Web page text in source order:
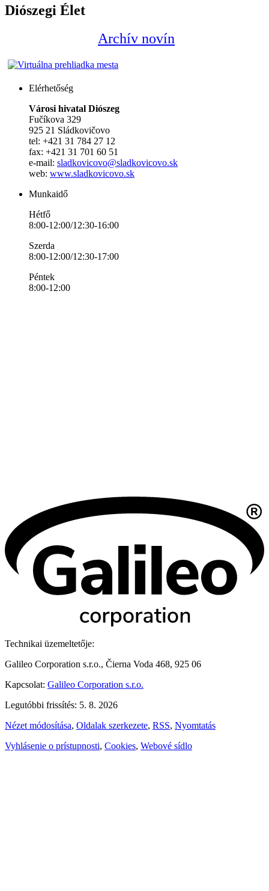
Diószegi Élet
Archív novín
Elérhetőség
Városi hivatal Diószeg
Fučíkova 329
925 21 Sládkovičovo
tel: +421 31 784 27 12
fax: +421 31 701 60 51
e-mail: sladkovicovo@sladkovicovo.sk
web: www.sladkovicovo.sk
Munkaidő
Hétfő
8:00-12:00/12:30-16:00
Szerda
8:00-12:00/12:30-17:00
Péntek
8:00-12:00
Technikai üzemeltetője:
Galileo Corporation s.r.o., Čierna Voda 468, 925 06
Kapcsolat: Galileo Corporation s.r.o.
Legutóbbi frissítés: 5. 8. 2026
Nézet módosítása, Oldalak szerkezete, RSS, Nyomtatás
Vyhlásenie o prístupnosti, Cookies, Webové sídlo